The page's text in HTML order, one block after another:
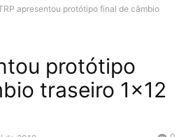
apresentou protótipo final de câmbio
protótipo
traseiro 1×12